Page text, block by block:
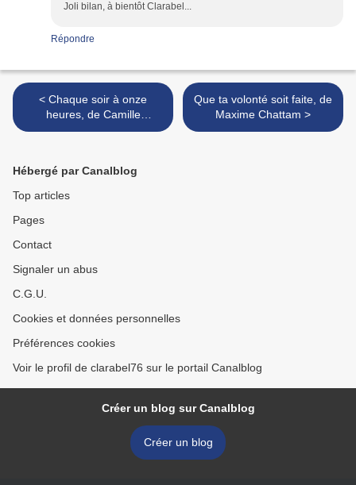
Joli bilan, à bientôt Clarabel...
Répondre
< Chaque soir à onze
heures, de Camille
Benyamina & Eddy Simon
Que ta volonté soit faite, de
Maxime Chattam >
Hébergé par Canalblog
Top articles
Pages
Contact
Signaler un abus
C.G.U.
Cookies et données personnelles
Préférences cookies
Voir le profil de clarabel76 sur le portail Canalblog
Créer un blog sur Canalblog
Créer un blog